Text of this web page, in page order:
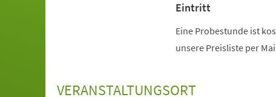
Eintritt
Eine Probestunde ist
unsere Preisliste per
VERANSTALTUNGSORT